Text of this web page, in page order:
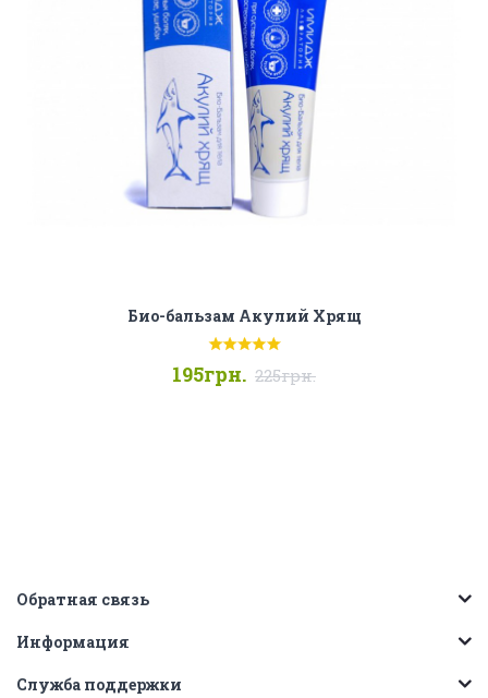
Био-бальзам Акулий Хрящ
195грн. 225грн.
Обратная связь
Информация
Служба поддержки